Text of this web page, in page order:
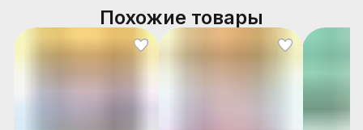
Похожие товары